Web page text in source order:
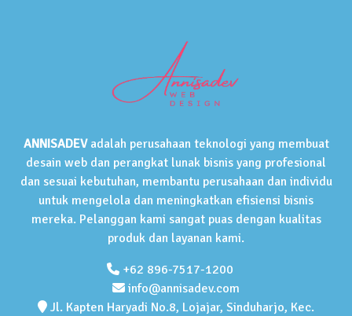
ANNISADEVadalah perusahaan teknologi yang membuat
desain web dan perangkat lunak bisnis yang profesional
dan sesuai kebutuhan, membantu perusahaan dan individu
untuk mengelola dan meningkatkan efisiensi bisnis
mereka. Pelanggan kami sangat puas dengan kualitas
produk dan layanan kami.
+62 896-7517-1200
info@annisadev.com
Jl. Kapten Haryadi No.8, Lojajar, Sinduharjo, Kec.